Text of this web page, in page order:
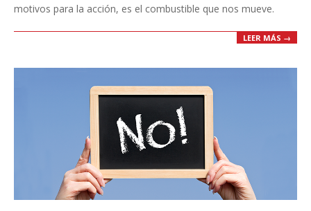
motivos para la acción, es el combustible que nos mueve.
LEER MÁS →